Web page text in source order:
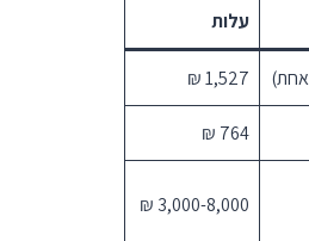
עלות
אחת) 1,527 ₪
764 ₪
3,000-8,000 ₪